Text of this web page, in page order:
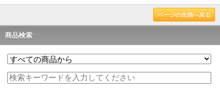
ページの先頭へ戻る
商品検索